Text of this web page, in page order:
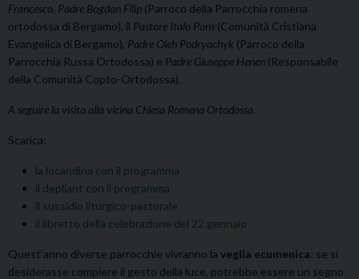
Francesco Padre Bogdan Filip (Parroco della Parrocchia romena
ortodossa di Bergamo), il Pastore Italo Pons (Comunità Cristiana
Evangelica di Bergamo), Padre Oleh Podryachyk (Parroco della
Parrocchia Russa Ortodossa) e Padre Giuseppe Henen (Responsabile
della Comunità Copto-Ortodossa).
A seguire la visita alla vicina Chiesa Romena Ortodossa.
Scarica:
la locandina con il programma
il depliant con il programma
il sussidio liturgico-pastorale
il libretto della celebrazione del 22 gennaio
Quest’anno diverse parrocchie vivranno la veglia ecumenica: se si
desiderasse compiere il gesto della luce, potrebbe essere un segno